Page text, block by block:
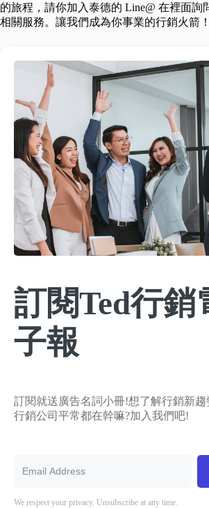
的旅程，請你加入泰德的 Line@ 在裡面詢
相關服務。讓我們成為你事業的行銷火箭！
訂閱Ted行銷
子報
訂閱就送廣告名詞小冊!想了解行銷新趨
行銷公司平常都在幹嘛?加入我們吧!
We respect your privacy. Unsubscribe at any time.